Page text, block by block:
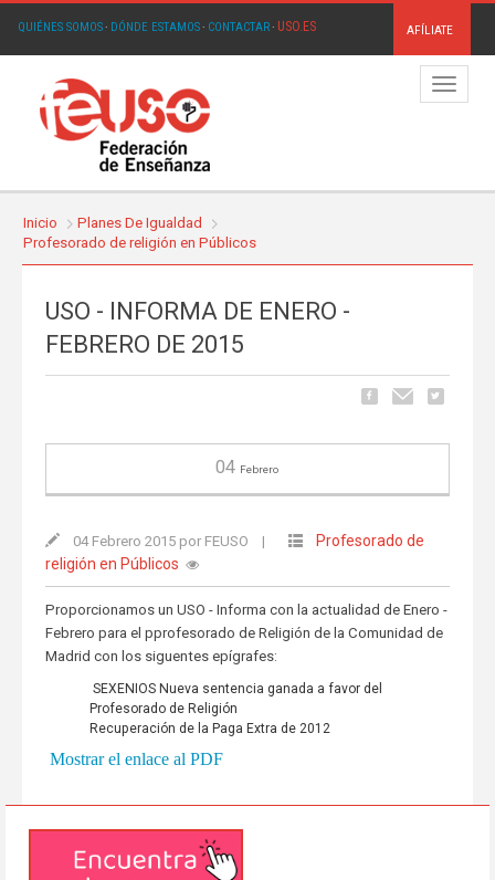
QUIÉNES SOMOS· DÓNDE ESTAMOS· CONTACTAR· USO.ES AFÍLIATE
Menú
Inicio
Planes De Igualdad
Profesorado de religión en Públicos
USO - INFORMA DE ENERO -
FEBRERO DE 2015
04 Febrero
04 Febrero 2015 por FEUSO |
Profesorado de
religión en Públicos
Proporcionamos un USO - Informa con la actualidad de Enero -
Febrero para el pprofesorado de Religión de la Comunidad de
Madrid con los siguentes epígrafes:
SEXENIOS Nueva sentencia ganada a favor del
Profesorado de Religión
Recuperación de la Paga Extra de 2012
Mostrar el enlace al PDF